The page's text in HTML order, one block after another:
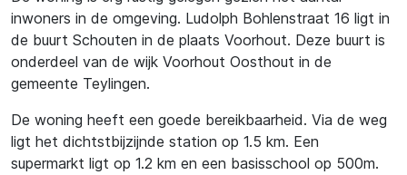
inwoners in de omgeving. Ludolph Bohlenstraat 16 ligt in
de buurt Schouten in de plaats Voorhout. Deze buurt is
onderdeel van de wijk Voorhout Oosthout in de
gemeente Teylingen.
De woning heeft een goede bereikbaarheid. Via de weg
ligt het dichtstbijzijnde station op 1.5 km. Een
supermarkt ligt op 1.2 km en een basisschool op 500m.